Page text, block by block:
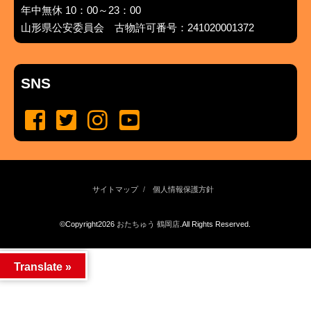
年中無休 10：00～23：00
山形県公安委員会 古物許可番号：241020001372
SNS
サイトマップ 個人情報保護方針
©Copyright2026 おたちゅう 鶴岡店.All Rights Reserved.
Translate »